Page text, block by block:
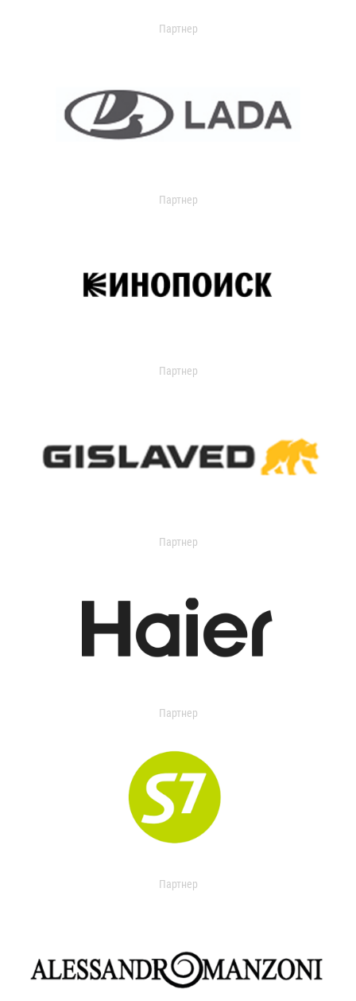
Партнер
Партнер
Партнер
Партнер
Партнер
Партнер